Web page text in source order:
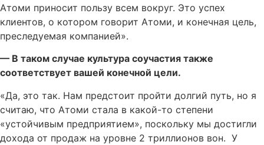
Атоми приносит пользу всем вокруг. Это успех
клиентов, о котором говорит Атоми, и конечная цель,
преследуемая компанией».
— В таком случае культура соучастия также
соответствует вашей конечной цели.
«Да, это так. Нам предстоит пройти долгий путь, но я
считаю, что Атоми стала в какой-то степени
«устойчивым предприятием», поскольку мы достигли
дохода от продаж на уровне 2 триллионов вон. У